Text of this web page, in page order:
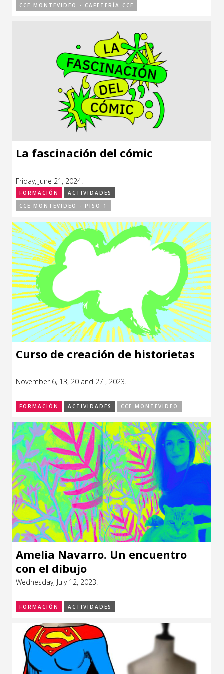
CCE MONTEVIDEO - CAFETERÍA CCE
La fascinación del cómic
Friday, June 21, 2024.
FORMACIÓN
ACTIVIDADES
CCE MONTEVIDEO - PISO 1
Curso de creación de historietas
November 6, 13, 20 and 27 , 2023.
FORMACIÓN ACTIVIDADES CCE MONTEVIDEO
Amelia Navarro. Un encuentro
con el dibujo
Wednesday, July 12, 2023.
FORMACIÓN ACTIVIDADES